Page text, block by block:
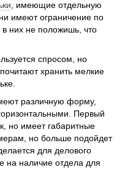
, имеющие отдельную
имеют ограничение по
них не положишь, что
спросом, но
хранить мелкие
различную форму,
Первый
но имеет габаритные
но больше подойдет
для делового
на наличие отдела для